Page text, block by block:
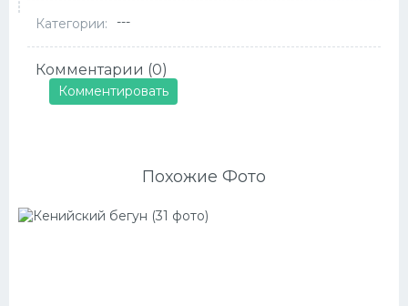
Категории: ---
Комментарии (0)
Комментировать
Похожие Фото